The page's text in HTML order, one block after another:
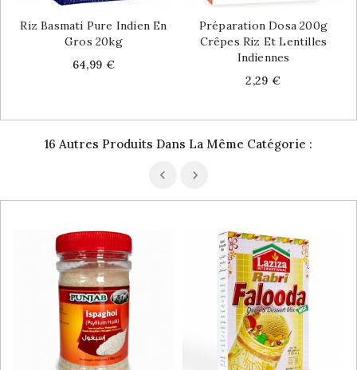
Riz Basmati Pure Indien En
Gros 20kg
Price
64,99 €
Préparation Dosa 200g
Crêpes Riz Et Lentilles
Indiennes
Price
2,29 €
16 Autres Produits Dans La Même Catégorie :